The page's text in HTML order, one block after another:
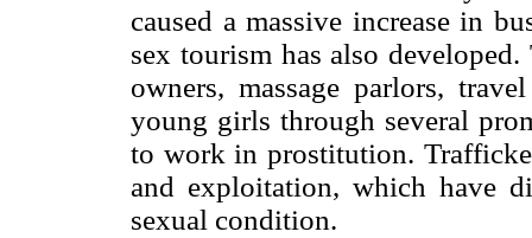
caused a massive increase in
sex tourism has also
owners, massage parlors,
young girls through several
to work in prostitution.
and exploitation, which have
sexual condition.